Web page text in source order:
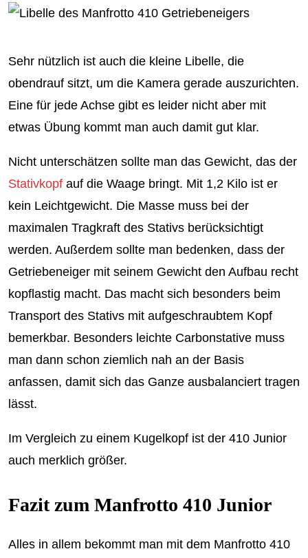
Sehr nützlich ist auch die kleine Libelle, die
obendrauf sitzt, um die Kamera gerade auszurichten.
Eine für jede Achse gibt es leider nicht aber mit
etwas Übung kommt man auch damit gut klar.
Nicht unterschätzen sollte man das Gewicht, das der
Stativkopf auf die Waage bringt. Mit 1,2 Kilo ist er
kein Leichtgewicht. Die Masse muss bei der
maximalen Tragkraft des Stativs berücksichtigt
werden. Außerdem sollte man bedenken, dass der
Getriebeneiger mit seinem Gewicht den Aufbau recht
kopflastig macht. Das macht sich besonders beim
Transport des Stativs mit aufgeschraubtem Kopf
bemerkbar. Besonders leichte Carbonstative muss
man dann schon ziemlich nah an der Basis
anfassen, damit sich das Ganze ausbalanciert tragen
lässt.
Im Vergleich zu einem Kugelkopf ist der 410 Junior
auch merklich größer.
Fazit zum Manfrotto 410 Junior
Alles in allem bekommt man mit dem Manfrotto 410